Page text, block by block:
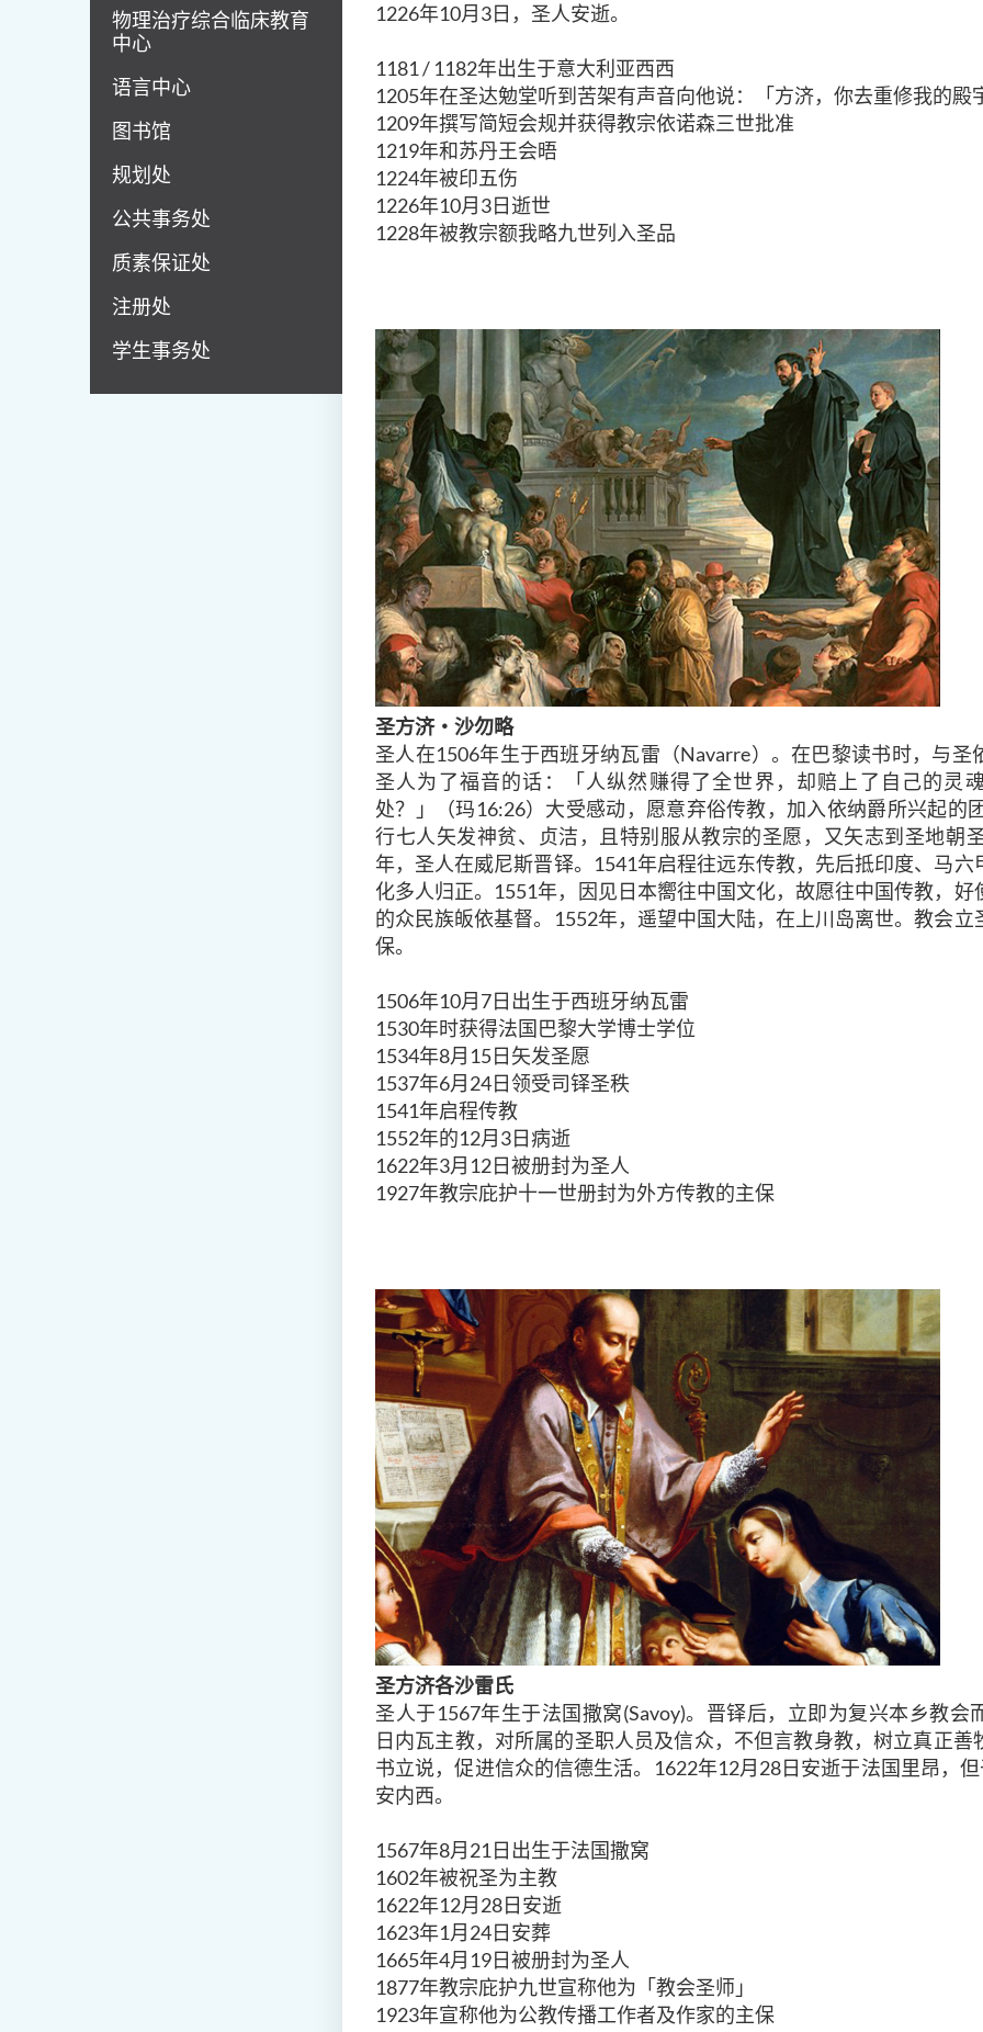
物理治疗综合临床教育
中心
语言中心
图书馆
规划处
公共事务处
质素保证处
注册处
学生事务处
1226年10月3日，圣人安逝。
1181 / 1182年出生于意大利亚西西
1205年在圣达勉堂听到苦架有声音向他说：「方济，你去重修我的殿
1209年撰写简短会规并获得教宗依诺森三世批准
1219年和苏丹王会晤
1224年被印五伤
1226年10月3日逝世
1228年被教宗额我略九世列入圣品
圣方济‧ 沙勿略
圣人在1506年生于西班牙纳瓦雷（Navarre）。在巴黎读书时，与圣
圣人为了福音的话：「人纵然赚得了全世界，却赔上了自己的灵
处？」（玛16:26）大受感动，愿意弃俗传教，加入依纳爵所兴起的
行七人矢发神贫、贞洁，且特别服从教宗的圣愿，又矢志到圣地朝
年，圣人在威尼斯晋铎。1541年启程往远东传教，先后抵印度、马六
化多人归正。1551年，因见日本嚮往中国文化，故愿往中国传教，好
的众民族皈依基督。1552年，遥望中国大陆，在上川岛离世。教会立
保。
1506年10月7日出生于西班牙纳瓦雷
1530年时获得法国巴黎大学博士学位
1534年8月15日矢发圣愿
1537年6月24日领受司铎圣秩
1541年启程传教
1552年的12月3日病逝
1622年3月12日被册封为圣人
1927年教宗庇护十一世册封为外方传教的主保
圣方济各沙雷氏
圣人于1567年生于法国撒窝(Savoy)。晋铎后，立即为复兴本乡教会
日内瓦主教，对所属的圣职人员及信众，不但言教身教，树立真正善
书立说，促进信众的信德生活。1622年12月28日安逝于法国里昂，
安内西。
1567年8月21日出生于法国撒窝
1602年被祝圣为主教
1622年12月28日安逝
1623年1月24日安葬
1665年4月19日被册封为圣人
1877年教宗庇护九世宣称他为「教会圣师」
1923年宣称他为公教传播工作者及作家的主保